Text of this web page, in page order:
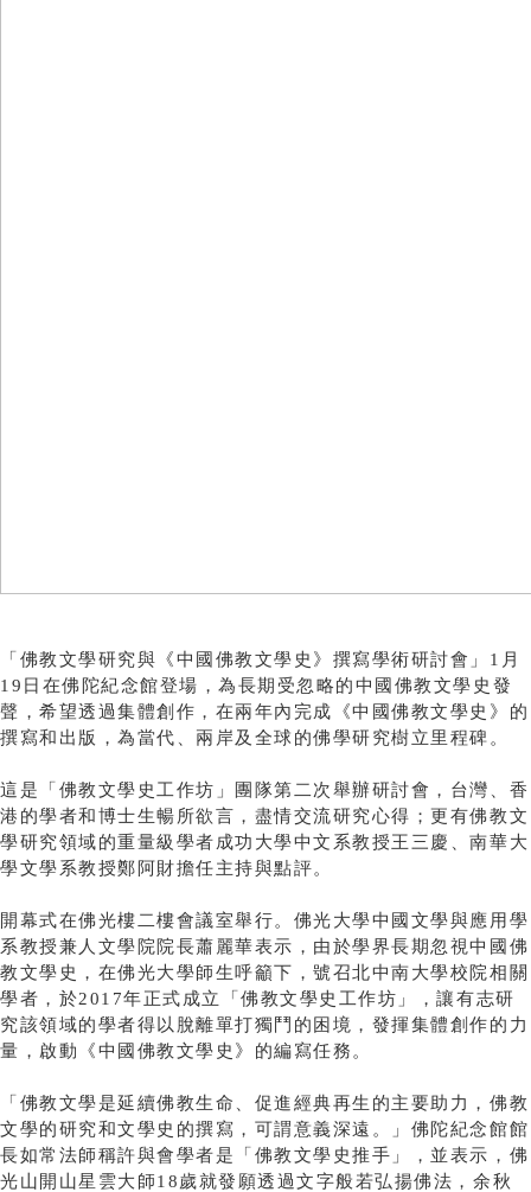
「佛教文學研究與《中國佛教文學史》撰寫學術研討會」1月
19日在佛陀紀念館登場，為長期受忽略的中國佛教文學史發
聲，希望透過集體創作，在兩年內完成《中國佛教文學史》的
撰寫和出版，為當代、兩岸及全球的佛學研究樹立里程碑。
這是「佛教文學史工作坊」團隊第二次舉辦研討會，台灣、香
港的學者和博士生暢所欲言，盡情交流研究心得；更有佛教文
學研究領域的重量級學者成功大學中文系教授王三慶、南華大
學文學系教授鄭阿財擔任主持與點評。
開幕式在佛光樓二樓會議室舉行。佛光大學中國文學與應用學
系教授兼人文學院院長蕭麗華表示，由於學界長期忽視中國佛
教文學史，在佛光大學師生呼籲下，號召北中南大學校院相關
學者，於2017年正式成立「佛教文學史工作坊」，讓有志研
究該領域的學者得以脫離單打獨鬥的困境，發揮集體創作的力
量，啟動《中國佛教文學史》的編寫任務。
「佛教文學是延續佛教生命、促進經典再生的主要助力，佛教
文學的研究和文學史的撰寫，可謂意義深遠。」佛陀紀念館館
長如常法師稱許與會學者是「佛教文學史推手」，並表示，佛
光山開山星雲大師18歲就發願透過文字般若弘揚佛法，余秋